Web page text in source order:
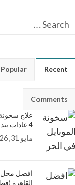
Recent
Popular
Comments
علاج
4 عادات بتدمر بطاريتك 2026
مايو 31, 2026
افضل محل
القاهرة